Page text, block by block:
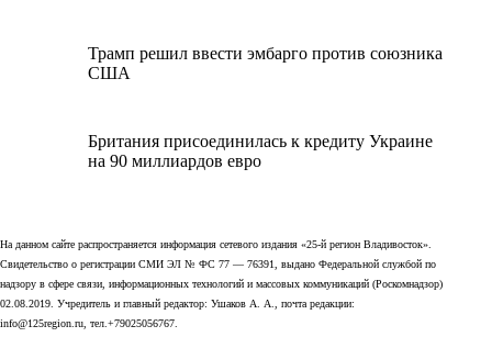
Трамп решил ввести эмбарго против союзника
США
Британия присоединилась к кредиту Украине
на 90 миллиардов евро
На данном сайте распространяется информация сетевого издания «25-й регион Владивосток».
Свидетельство о регистрации СМИ ЭЛ № ФС 77 — 76391, выдано Федеральной службой по
надзору в сфере связи, информационных технологий и массовых коммуникаций (Роскомнадзор)
02.08.2019. Учредитель и главный редактор: Ушаков А. А., почта редакции:
info@125region.ru, тел.+79025056767.